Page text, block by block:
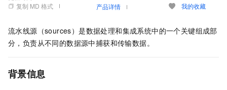
复制 MD 格式
产品详情 我的收藏
流水线源（sources）是数据处理和集成系统中的一个关键组成部
分，负责从不同的数据源中捕获和传输数据。
背景信息